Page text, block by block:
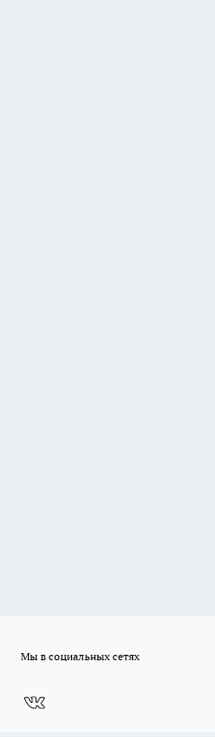
Мы в социальных сетях